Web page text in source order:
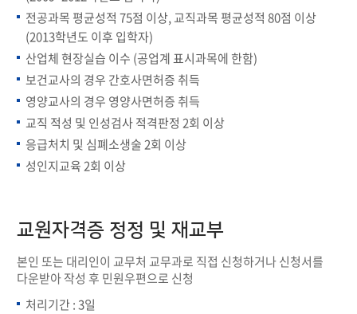
전공과목 평균성적 75점 이상, 교직과목 평균성적 80점 이상
(2013학년도 이후 입학자)
산업체 현장실습 이수 (공업계 표시과목에 한함)
보건교사의 경우 간호사면허증 취득
영양교사의 경우 영양사면허증 취득
교직 적성 및 인성검사 적격판정 2회 이상
응급처치 및 심폐소생술 2회 이상
성인지교육 2회 이상
교원자격증 정정 및 재교부
본인 또는 대리인이 교무처 교무과로 직접 신청하거나 신청서를
다운받아 작성 후 민원우편으로 신청
처리기간 : 3일